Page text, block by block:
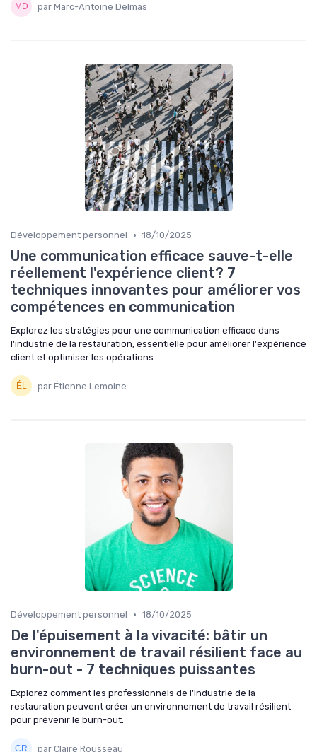
par Marc-Antoine Delmas
Développement personnel • 18/10/2025
Une communication efficace sauve-t-elle
réellement l'expérience client? 7
techniques innovantes pour améliorer vos
compétences en communication
Explorez les stratégies pour une communication efficace dans
l'industrie de la restauration, essentielle pour améliorer l'expérience
client et optimiser les opérations.
par Étienne Lemoine
Développement personnel • 18/10/2025
De l'épuisement à la vivacité: bâtir un
environnement de travail résilient face au
burn-out - 7 techniques puissantes
Explorez comment les professionnels de l'industrie de la
restauration peuvent créer un environnement de travail résilient
pour prévenir le burn-out.
par Claire Rousseau